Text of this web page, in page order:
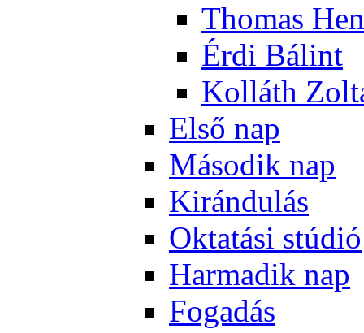
Tho­mas
Ér­di Bá­lint
Kol­láth
El­ső nap
Má­so­dik nap
Ki­rán­du­lás
Ok­ta­tá­si stú­dió
Har­ma­dik nap
Fo­ga­dás